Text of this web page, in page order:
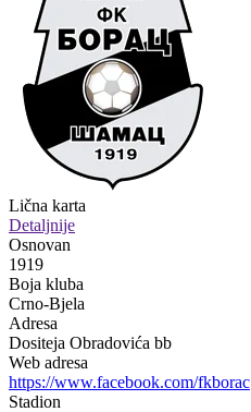
Lična karta
Detaljnije
Osnovan
1919
Boja kluba
Crno-Bjela
Adresa
Dositeja Obradovića bb
Web adresa
https://www.facebook.com/fkborac
Stadion